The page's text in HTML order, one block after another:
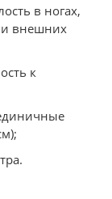
в ногах,
внешних
к